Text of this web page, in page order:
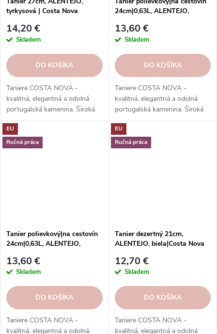
tyrkysová | Costa Nova
14,20 €
Skladem
DO KOŠÍKA
Taniere COSTA NOVA -
kvalitná, elegantná a odolná
portugalská kamenina. Široká
ponuka kolekcií, tvarov, farieb a
funkcií. Objednávajte v našom
e-shope.
24cm|0,63L, ALENTEJO,
13,60 €
Skladem
DO KOŠÍKA
Taniere COSTA NOVA -
kvalitná, elegantná a odolná
portugalská kamenina. Široká
ponuka kolekcií, tvarov, farieb a
funkcií. Objednávajte v našom
e-shope.
EU
Ručná práca
Tanier polievkový|na cestovín
24cm|0,63L, ALENTEJO,
13,60 €
Skladem
DO KOŠÍKA
Taniere COSTA NOVA -
kvalitná, elegantná a odolná
EU
Ručná práca
Tanier dezertný 21cm,
ALENTEJO, biela|Costa Nova
12,70 €
Skladem
DO KOŠÍKA
Taniere COSTA NOVA -
kvalitná, elegantná a odolná